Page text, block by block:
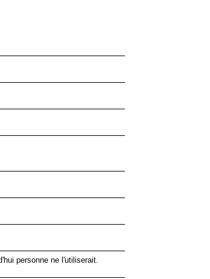
personne ne l'utiliserait.